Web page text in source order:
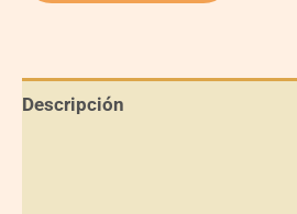
Descripción